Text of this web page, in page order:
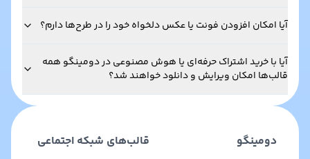
آیا امکان افزودن فونت یا عکس دلخواه خود را در طرح‌ها دارم؟
آیا با خرید اشتراک حرفه‌ای یا هوش مصنوعی در دومینگو همه
قالب‌ها امکان ویرایش و دانلود خواهند شد؟
دومینگو قالب‌های شبکه اجتماعی